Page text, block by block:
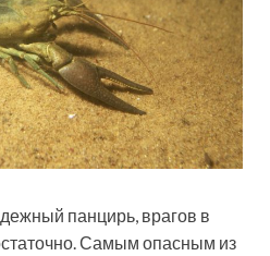
панцирь, врагов в
Самым опасным из